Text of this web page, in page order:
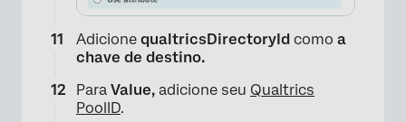
×
Adicione qualtricsDirectoryId como a
chave de destino.
Para Value, adicione seu Qualtrics
PoolID.